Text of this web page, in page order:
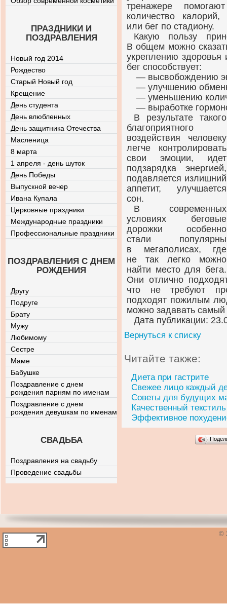
тренажере
количество
или бег по стадиону.
Какую пользу
В общем можно
укреплению здоровья
бег способствует:
— высвобождению
— улучшению
— уменьшению
— выработке
В результате такого
благоприятного
воздействия человеку
легче контролировать
свои эмоции, идет
подзарядка энергией,
подавляется излишний
аппетит, улучшается
сон.
В современных
условиях беговые
дорожки особенно
стали популярны
в мегаполисах, где
не так легко можно
найти место для бега.
Они отлично
что не требуют
подходят пожилым
можно задавать
Дата публикации:
Вернуться к списку
Читайте также:
Диета при гастрите
Свежее лицо каждый
Советы для будущих
Качественный
Эффективное
ПРАЗДНИКИ И
ПОЗДРАВЛЕНИЯ
Новый год 2014
Рождество
Старый Новый год
Крещение
День студента
День влюбленных
День защитника Отечества
Масленица
8 марта
1 апреля - день шуток
День Победы
Выпускной вечер
Ивана Купала
Церковные праздники
Международные праздники
Профессиональные праздники
ПОЗДРАВЛЕНИЯ С ДНЕМ
РОЖДЕНИЯ
Другу
Подруге
Брату
Мужу
Любимому
Сестре
Маме
Бабушке
Поздравление с днем
рождения парням по именам
Поздравление с днем
рождения девушкам по именам
СВАДЬБА
Поздравления на свадьбу
Проведение свадьбы
©